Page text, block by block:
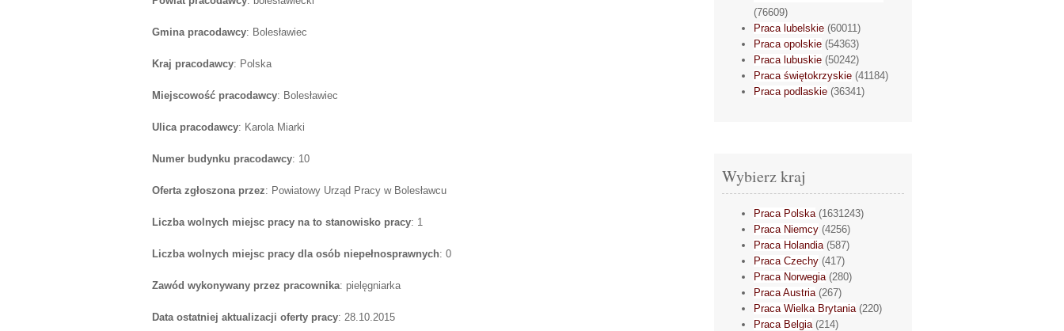
Gmina pracodawcy: Bolesławiec
Kraj pracodawcy: Polska
Miejscowość pracodawcy: Bolesławiec
Ulica pracodawcy: Karola Miarki
Numer budynku pracodawcy: 10
Oferta zgłoszona przez: Powiatowy Urząd Pracy w Bolesławcu
Liczba wolnych miejsc pracy na to stanowisko pracy: 1
Liczba wolnych miejsc pracy dla osób niepełnosprawnych: 0
Zawód wykonywany przez pracownika: pielęgniarka
Data ostatniej aktualizacji oferty pracy: 28.10.2015
(76609)
Praca lubelskie (60011)
Praca opolskie (54363)
Praca lubuskie (50242)
Praca świętokrzyskie (41184)
Praca podlaskie (36341)
Wybierz kraj
Praca Polska(1631243)
Praca Niemcy (4256)
Praca Holandia(587)
Praca Czechy (417)
Praca Norwegia(280)
Praca Austria(267)
Praca Wielka Brytania(220)
Praca Belgia(214)